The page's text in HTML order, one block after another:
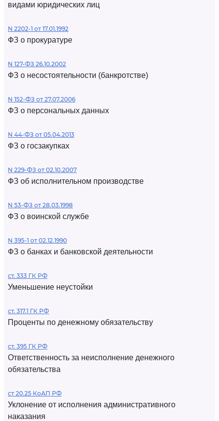
видами юридических лиц
N 2202-1 от 17.01.1992
ФЗ о прокуратуре
N 127-ФЗ 26.10.2002
ФЗ о несостоятельности (банкротстве)
N 152-ФЗ от 27.07.2006
ФЗ о персональных данных
N 44-ФЗ от 05.04.2013
ФЗ о госзакупках
N 229-ФЗ от 02.10.2007
ФЗ об исполнительном производстве
N 53-ФЗ от 28.03.1998
ФЗ о воинской службе
N 395-1 от 02.12.1990
ФЗ о банках и банковской деятельности
ст. 333 ГК РФ
Уменьшение неустойки
ст. 317.1 ГК РФ
Проценты по денежному обязательству
ст. 395 ГК РФ
Ответственность за неисполнение денежного
обязательства
ст 20.25 КоАП РФ
Уклонение от исполнения административного
наказания